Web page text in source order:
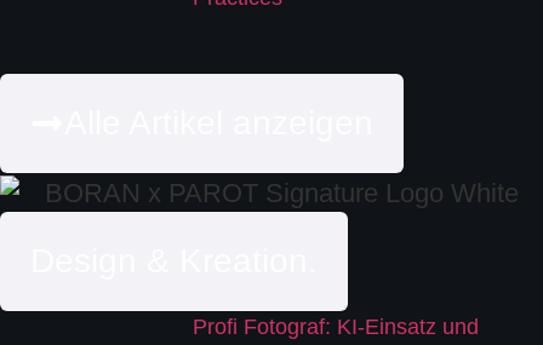
Profi Fotograf: KI-Einsatz und